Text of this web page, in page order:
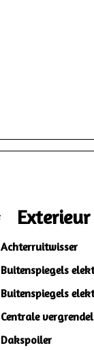
Exterieur
Achterruitwisser
Buitenspiegels
Buitenspiegels
Centrale
Dakspoiler